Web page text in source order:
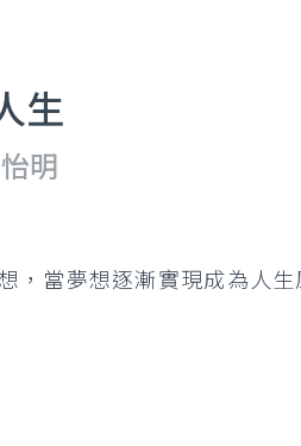
生
明
，當夢想逐漸實現成為人